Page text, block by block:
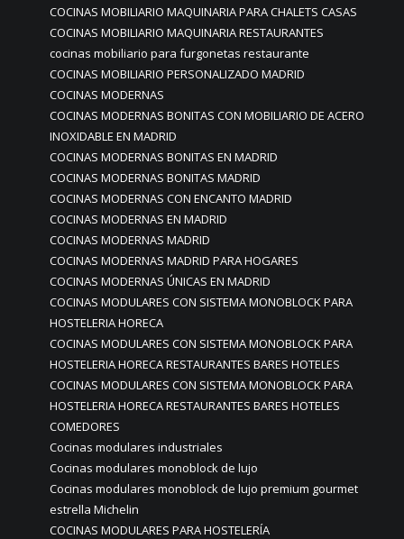
COCINAS MOBILIARIO MAQUINARIA PARA CHALETS CASAS
COCINAS MOBILIARIO MAQUINARIA RESTAURANTES
cocinas mobiliario para furgonetas restaurante
COCINAS MOBILIARIO PERSONALIZADO MADRID
COCINAS MODERNAS
COCINAS MODERNAS BONITAS CON MOBILIARIO DE ACERO
INOXIDABLE EN MADRID
COCINAS MODERNAS BONITAS EN MADRID
COCINAS MODERNAS BONITAS MADRID
COCINAS MODERNAS CON ENCANTO MADRID
COCINAS MODERNAS EN MADRID
COCINAS MODERNAS MADRID
COCINAS MODERNAS MADRID PARA HOGARES
COCINAS MODERNAS ÚNICAS EN MADRID
COCINAS MODULARES CON SISTEMA MONOBLOCK PARA
HOSTELERIA HORECA
COCINAS MODULARES CON SISTEMA MONOBLOCK PARA
HOSTELERIA HORECA RESTAURANTES BARES HOTELES
COCINAS MODULARES CON SISTEMA MONOBLOCK PARA
HOSTELERIA HORECA RESTAURANTES BARES HOTELES
COMEDORES
Cocinas modulares industriales
Cocinas modulares monoblock de lujo
Cocinas modulares monoblock de lujo premium gourmet
estrella Michelin
COCINAS MODULARES PARA HOSTELERÍA